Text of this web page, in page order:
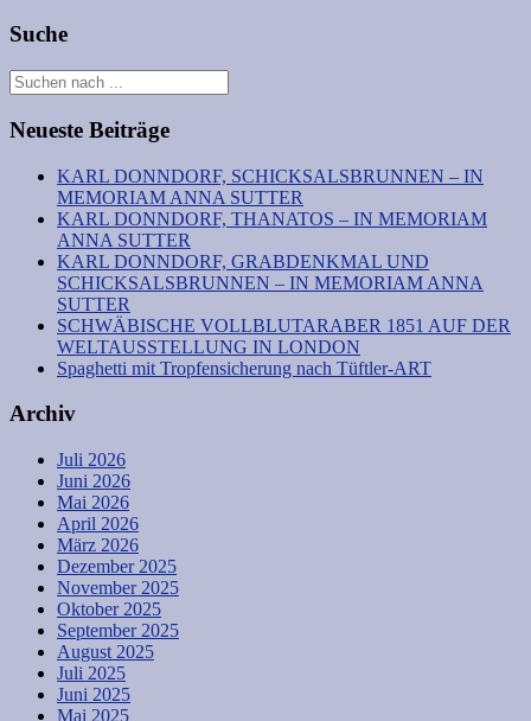
Suche
Neueste Beiträge
KARL DONNDORF, SCHICKSALSBRUNNEN – IN
MEMORIAM ANNA SUTTER
KARL DONNDORF, THANATOS – IN MEMORIAM
ANNA SUTTER
KARL DONNDORF, GRABDENKMAL UND
SCHICKSALSBRUNNEN – IN MEMORIAM ANNA
SUTTER
SCHWÄBISCHE VOLLBLUTARABER 1851 AUF DER
WELTAUSSTELLUNG IN LONDON
Spaghetti mit Tropfensicherung nach Tüftler-ART
Archiv
Juli 2026
Juni 2026
Mai 2026
April 2026
März 2026
Dezember 2025
November 2025
Oktober 2025
September 2025
August 2025
Juli 2025
Juni 2025
Mai 2025